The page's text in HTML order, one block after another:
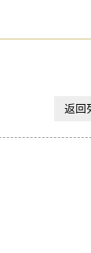
返回